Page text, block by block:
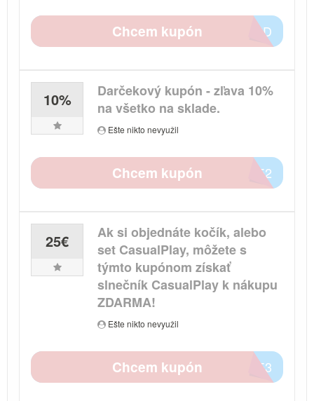
C32D
Chcem kupón
10%
Darčekový kupón - zľava 10%
na všetko na sklade.
Ešte nikto nevyužil
0252
Chcem kupón
25€
Ak si objednáte kočík, alebo
set CasualPlay, môžete s
týmto kupónom získať
slnečník CasualPlay k nákupu
ZDARMA!
Ešte nikto nevyužil
E1E3
Chcem kupón